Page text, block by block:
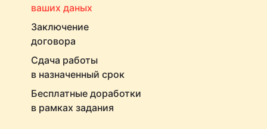
ваших даных
Заключение
договора
Сдача работы
в назначенный срок
Бесплатные доработки
в рамках задания